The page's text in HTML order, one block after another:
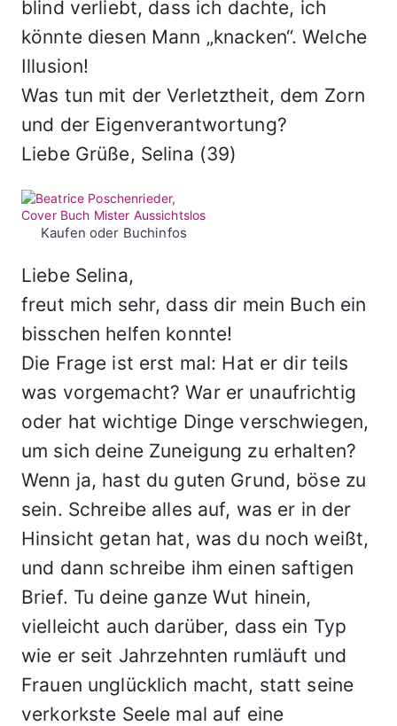
blind verliebt, dass ich dachte, ich
könnte diesen Mann „knacken“. Welche
Illusion!
Was tun mit der Verletztheit, dem Zorn
und der Eigenverantwortung?
Liebe Grüße, Selina (39)
Kaufen oder Buchinfos
Liebe Selina,
freut mich sehr, dass dir mein Buch ein
bisschen helfen konnte!
Die Frage ist erst mal: Hat er dir teils
was vorgemacht? War er unaufrichtig
oder hat wichtige Dinge verschwiegen,
um sich deine Zuneigung zu erhalten?
Wenn ja, hast du guten Grund, böse zu
sein. Schreibe alles auf, was er in der
Hinsicht getan hat, was du noch weißt,
und dann schreibe ihm einen saftigen
Brief. Tu deine ganze Wut hinein,
vielleicht auch darüber, dass ein Typ
wie er seit Jahrzehnten rumläuft und
Frauen unglücklich macht, statt seine
verkorkste Seele mal auf eine